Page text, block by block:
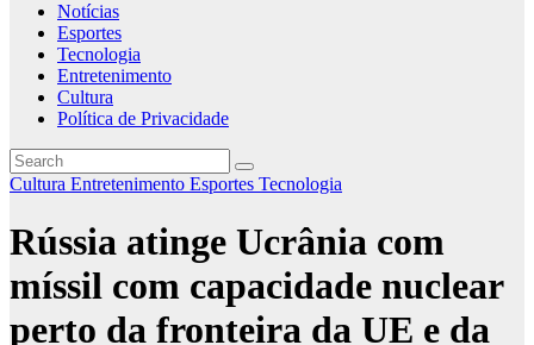
Notícias
Esportes
Tecnologia
Entretenimento
Cultura
Política de Privacidade
Cultura Entretenimento Esportes Tecnologia
Rússia atinge Ucrânia com
míssil com capacidade nuclear
perto da fronteira da UE e da